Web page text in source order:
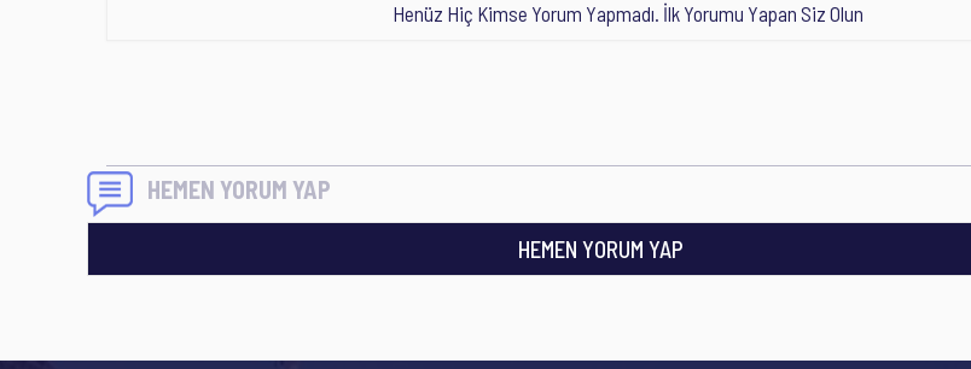
Henüz Hiç Kimse Yorum Yapmadı. İlk Yorumu Yapan Siz Olun
HEMEN YORUM YAP
HEMEN YORUM YAP